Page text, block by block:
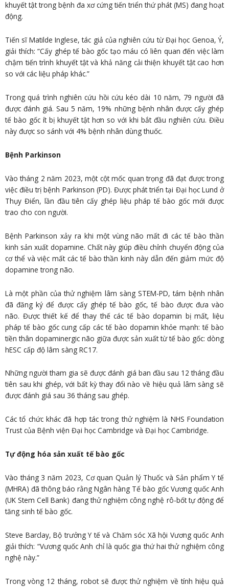
khuyết tật trong bệnh đa xơ cứng tiến triển thứ phát (MS) đang hoạt
động.
Tiến sĩ Matilde Inglese, tác giả của nghiên cứu từ Đại học Genoa, Ý,
giải thích: “Cấy ghép tế bào gốc tạo máu có liên quan đến việc làm
chậm tiến trình khuyết tật và khả năng cải thiện khuyết tật cao hơn
so với các liệu pháp khác.”
Trong quá trình nghiên cứu hồi cứu kéo dài 10 năm, 79 người đã
được đánh giá. Sau 5 năm, 19% những bệnh nhân được cấy ghép
tế bào gốc ít bị khuyết tật hơn so với khi bắt đầu nghiên cứu. Điều
này được so sánh với 4% bệnh nhân dùng thuốc.
Bệnh Parkinson
Vào tháng 2 năm 2023, một cột mốc quan trọng đã đạt được trong
việc điều trị bệnh Parkinson (PD). Được phát triển tại Đại học Lund ở
Thụy Điển, lần đầu tiên cấy ghép liệu pháp tế bào gốc mới được
trao cho con người.
Bệnh Parkinson xảy ra khi một vùng não mất đi các tế bào thần
kinh sản xuất dopamine. Chất này giúp điều chỉnh chuyển động của
cơ thể và việc mất các tế bào thần kinh này dẫn đến giảm mức độ
dopamine trong não.
Là một phần của thử nghiệm lâm sàng STEM-PD, tám bệnh nhân
đã đăng ký để được cấy ghép tế bào gốc, tế bào được đưa vào
não. Được thiết kế để thay thế các tế bào dopamin bị mất, liệu
pháp tế bào gốc cung cấp các tế bào dopamin khỏe mạnh: tế bào
tiền thân dopaminergic não giữa được sản xuất từ tế bào gốc: dòng
hESC cấp độ lâm sàng RC17.
Những người tham gia sẽ được đánh giá ban đầu sau 12 tháng đầu
tiên sau khi ghép, với bất kỳ thay đổi nào về hiệu quả lâm sàng sẽ
được đánh giá sau 36 tháng sau ghép.
Các tổ chức khác đã hợp tác trong thử nghiệm là NHS Foundation
Trust của Bệnh viện Đại học Cambridge và Đại học Cambridge.
Tự động hóa sản xuất tế bào gốc
Vào tháng 3 năm 2023, Cơ quan Quản lý Thuốc và Sản phẩm Y tế
(MHRA) đã thông báo rằng Ngân hàng Tế bào gốc Vương quốc Anh
(UK Stem Cell Bank) đang thử nghiệm công nghệ rô-bốt tự động để
tăng sinh tế bào gốc.
Steve Barclay, Bộ trưởng Y tế và Chăm sóc Xã hội Vương quốc Anh
giải thích: “Vương quốc Anh chỉ là quốc gia thứ hai thử nghiệm công
nghệ này.”
Trong vòng 12 tháng, robot sẽ được thử nghiệm về tính hiệu quả